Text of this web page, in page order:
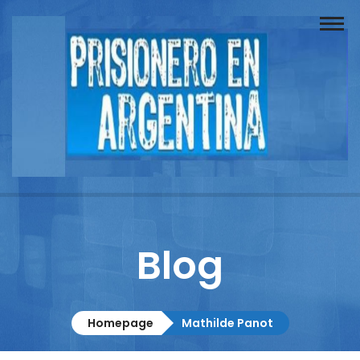
Buscador
Documentos
Columnistas
Contacto
Blog
Homepage Mathilde Panot